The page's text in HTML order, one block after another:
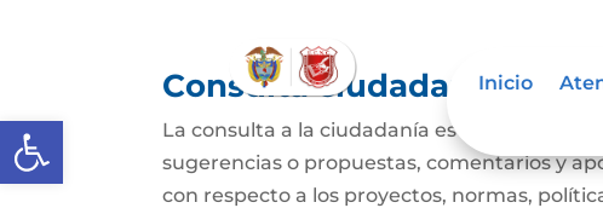
Abrir barra de herramientas
Inicio
Consulta ciudadana
La consulta a la ciudadanía es un
sugerencias o propuestas, comentarios y
con respecto a los proyectos, normas,